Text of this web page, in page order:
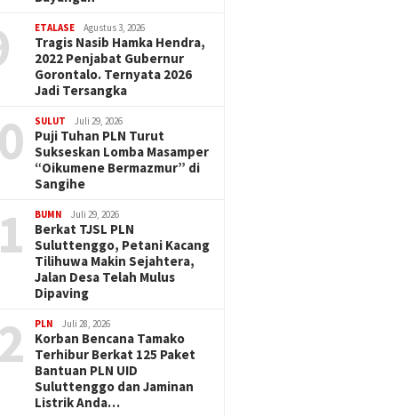
ETALASE Agustus 3, 2026
Tragis Nasib Hamka Hendra,
2022 Penjabat Gubernur
Gorontalo. Ternyata 2026
Jadi Tersangka
SULUT Juli 29, 2026
Puji Tuhan PLN Turut
Sukseskan Lomba Masamper
“Oikumene Bermazmur” di
Sangihe
BUMN Juli 29, 2026
Berkat TJSL PLN
Suluttenggo, Petani Kacang
Tilihuwa Makin Sejahtera,
Jalan Desa Telah Mulus
Dipaving
PLN Juli 28, 2026
Korban Bencana Tamako
Terhibur Berkat 125 Paket
Bantuan PLN UID
Suluttenggo dan Jaminan
Listrik Anda…